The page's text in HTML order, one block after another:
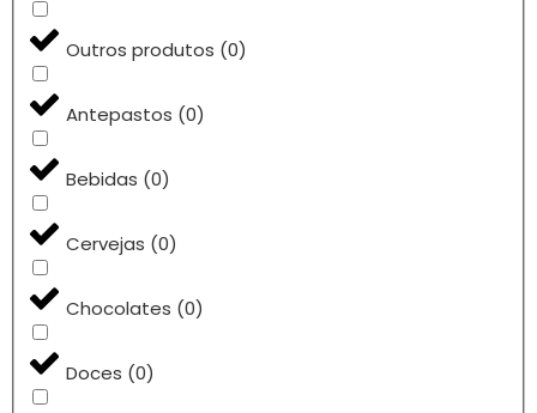
Outros produtos (0)
Antepastos (0)
Bebidas (0)
Cervejas (0)
Chocolates (0)
Doces (0)